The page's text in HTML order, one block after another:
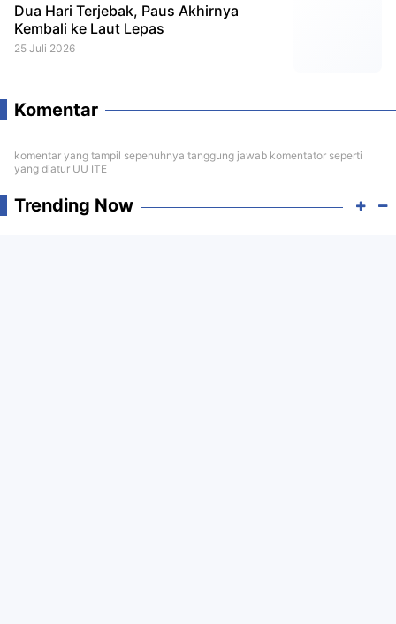
Dua Hari Terjebak, Paus Akhirnya
Kembali ke Laut Lepas
25 Juli 2026
Komentar
komentar yang tampil sepenuhnya tanggung jawab komentator seperti
yang diatur UU ITE
Trending Now